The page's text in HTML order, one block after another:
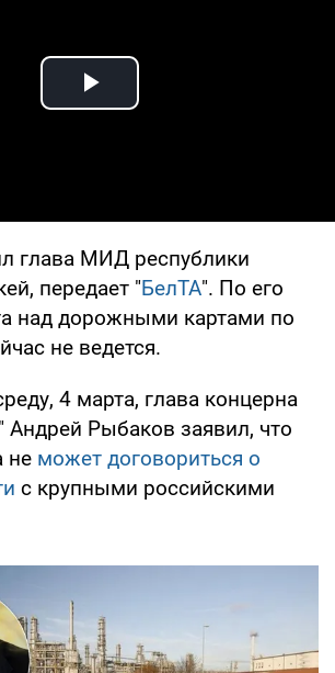
Play Video
глава МИД республики
передает "БелТА". По его
над дорожными картами по
не ведется.
4 марта, глава концерна
Андрей Рыбаков заявил, что
не может договориться о
с крупными российскими